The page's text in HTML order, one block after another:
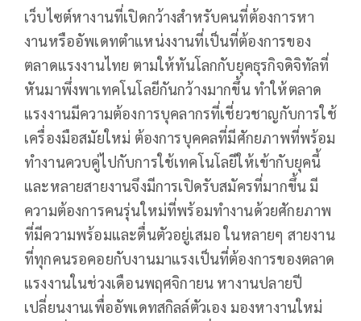
เว็บไซต์หางานที่เปิดกว้างสำหรับคนที่ต้องการหา
งานหรืออัพเดทตำแหน่งงานที่เป็นที่ต้องการของ
ตลาดแรงงานไทย ตามให้ทันโลกกับยุคธุรกิจดิจิทัลที่
หันมาพึ่งพาเทคโนโลยีกันกว้างมากขึ้น ทำให้ตลาด
แรงงานมีความต้องการบุคลากรที่เชี่ยวชาญกับการใช้
เครื่องมือสมัยใหม่ ต้องการบุคคลที่มีศักยภาพที่พร้อม
ทำงานควบคู่ไปกับการใช้เทคโนโลยีให้เข้ากับยุคนี้
และหลายสายงานจึงมีการเปิดรับสมัครที่มากขึ้น มี
ความต้องการคนรุ่นใหม่ที่พร้อมทำงานด้วยศักยภาพ
ที่มีความพร้อมและตื่นตัวอยู่เสมอ ในหลายๆ สายงาน
ที่ทุกคนรอคอยกับงานมาแรงเป็นที่ต้องการของตลาด
แรงงานในช่วงเดือนพฤศจิกายน หางานปลายปี
เปลี่ยนงานเพื่ออัพเดทสกิลล์ตัวเอง มองหางานใหม่